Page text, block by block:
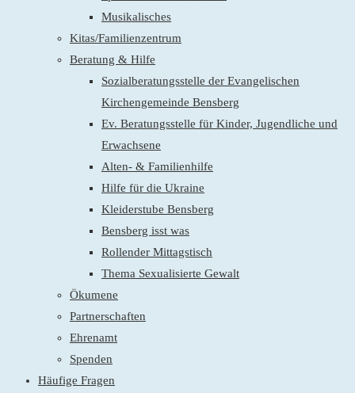
Musikalisches
Kitas/Familienzentrum
Beratung & Hilfe
Sozialberatungsstelle der Evangelischen
Kirchengemeinde Bensberg
Ev. Beratungsstelle für Kinder, Jugendliche und
Erwachsene
Alten- & Familienhilfe
Hilfe für die Ukraine
Kleiderstube Bensberg
Bensberg isst was
Rollender Mittagstisch
Thema Sexualisierte Gewalt
Ökumene
Partnerschaften
Ehrenamt
Spenden
Häufige Fragen